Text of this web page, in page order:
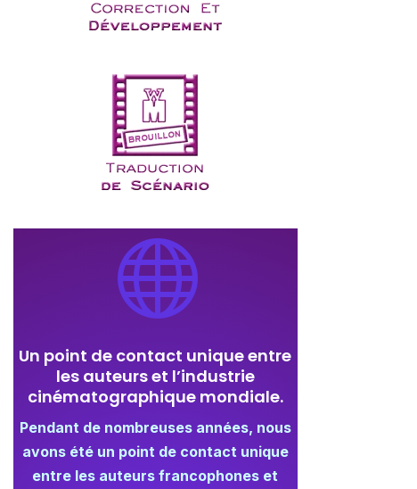

Un point de contact unique entre
les auteurs et l’industrie
cinématographique mondiale.
Pendant de nombreuses années, nous
avons été un point de contact unique
entre les auteurs francophones et